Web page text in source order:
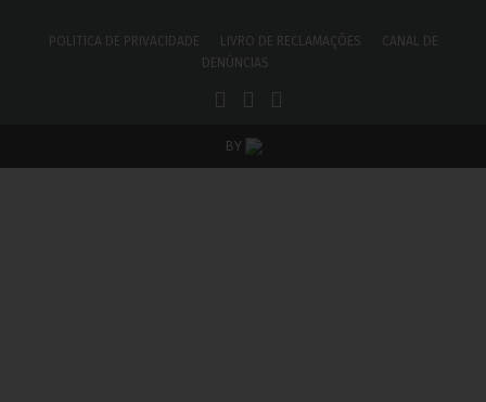
POLITICA DE PRIVACIDADE LIVRO DE RECLAMAÇÕES
CANAL DE
DENÚNCIAS
BY